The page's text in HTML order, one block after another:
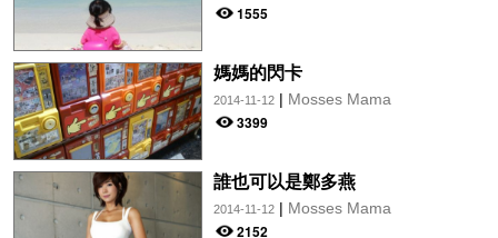
1555
媽媽的閃卡
2014-11-12| Mosses Mama
3399
誰也可以是鄭多燕
2014-11-12| Mosses Mama
2152